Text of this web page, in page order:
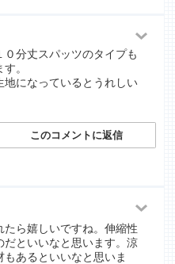
０分丈スパッツのタイプも
。
になっているとうれしい
このコメントに返信
たら嬉しいですね。伸縮性
といいなと思います。涼
あるといいなと思いま